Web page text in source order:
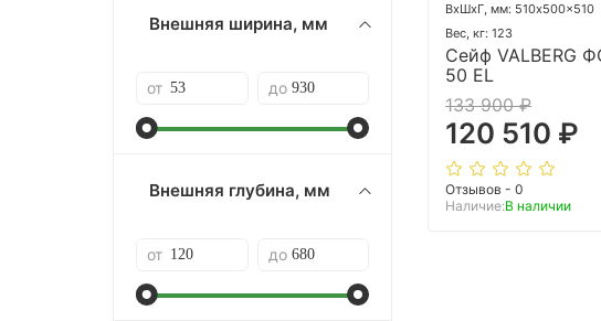
ВхШхГ, мм: 510x500x510
Вес, кг: 123
Сейф VALBERG
50 EL
133 900 ₽
120 510 ₽
Отзывов - 0
Наличие:В наличии
Внешняя ширина, мм
от до
Внешняя глубина, мм
от до